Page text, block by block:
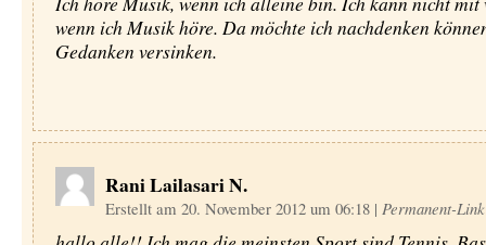
wenn ich Musik höre. Da möchte ich nachdenken
Gedanken versinken.
Rani Lailasari N.
Erstellt am 20. November 2012 um 06:18 | Permanent-Link